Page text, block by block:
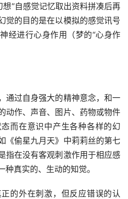
”自感觉记忆取出资料拼凑后再
觉的目的是在以模拟的感觉讯号
经进行心身作用（梦的“心身作
通过自身强大的精神意念，和一
动作、声音、图片、药物或物件
而在意识中产生各种各样的幻
《偷星九月天》中莉莉丝的第七
指在没有客观刺激作用于相应感
真实的、生动的知觉。
的外在刺激，但反应错误的认